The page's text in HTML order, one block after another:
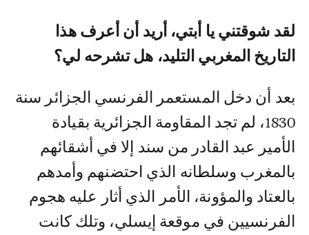
لقد شوقتني يا أبتي، أريد أن أعرف هذا
التاريخ المغربي التليد، هل تشرحه لي؟
بعد أن دخل المستعمر الفرنسي الجزائر سنة
1830، لم تجد المقاومة الجزائرية بقيادة
الأمير عبد القادر من سند إلا في أشقائهم
بالمغرب وسلطانه الذي احتضنهم وأمدهم
بالعتاد والمؤونة، الأمر الذي أثار عليه هجوم
الفرنسيين في موقعة إيسلي، وتلك كانت